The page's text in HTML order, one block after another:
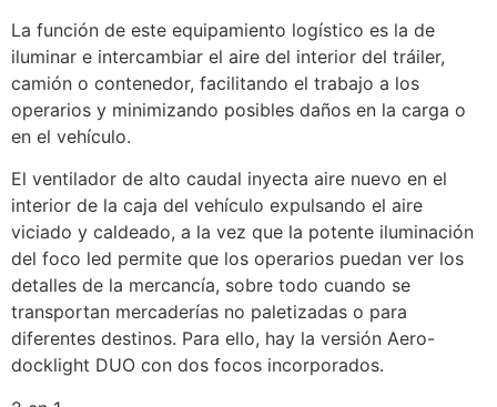
La función de este equipamiento logístico es la de
iluminar e intercambiar el aire del interior del tráiler,
camión o contenedor, facilitando el trabajo a los
operarios y minimizando posibles daños en la carga o
en el vehículo.
El ventilador de alto caudal inyecta aire nuevo en el
interior de la caja del vehículo expulsando el aire
viciado y caldeado, a la vez que la potente iluminación
del foco led permite que los operarios puedan ver los
detalles de la mercancía, sobre todo cuando se
transportan mercaderías no paletizadas o para
diferentes destinos. Para ello, hay la versión Aero-
docklight DUO con dos focos incorporados.